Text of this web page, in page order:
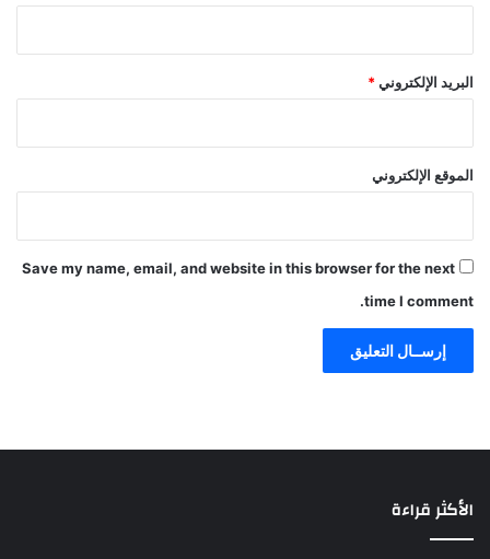
البريد الإلكتروني*
الموقع الإلكتروني
Save my name, email, and website in this browser for the next
time I comment.
الأكثر قراءة